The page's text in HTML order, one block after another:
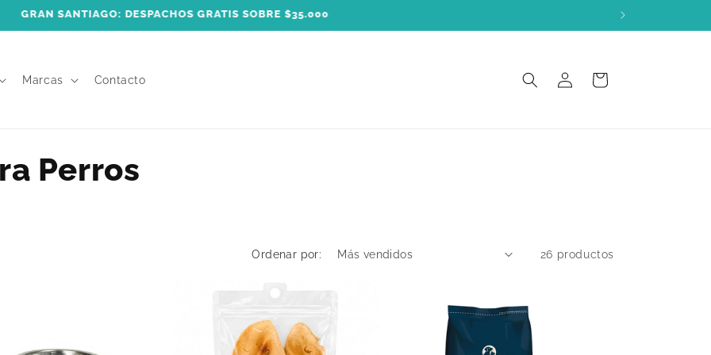
SANTIAGO: PIDE HASTA LAS 13 HRS. Y RECIBE EL MISMO DÍA
Marcas Contacto
sesión
Carrito
Perros
Ordenar por: 26 productos